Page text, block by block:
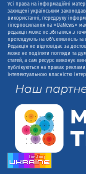
Усі права на інформаційні
захищені українським
використанні, передруку
гіперпосилання на «UaNews»
редакції може не збігатися з
претендують на об'єктивність та
Редакція не відповідає за
може не поділяти погляди та
статей, а сам ресурс виконує
публікуються на правах
інтелектуальною власністю